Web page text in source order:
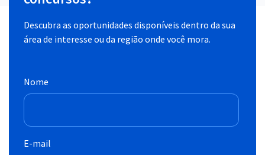
Descubra as oportunidades disponíveis dentro da sua
área de interesse ou da região onde você mora.
Nome
E-mail